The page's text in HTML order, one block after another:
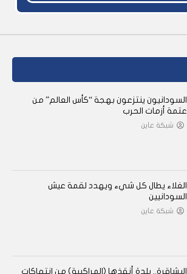
السودانيون ينتزعون بهجة “كأس العالم” من
عتمة أزمات الحرب
شبكة عاين
الغلاء يطال كل شيء ويهدد لقمة عيش
السودانيين
شبكة عاين
البشاقرة.. بلدة أنقذها (المراكبية) من انتهاكات